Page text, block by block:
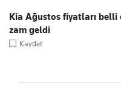
Kia Ağustos fiyatları belli
zam geldi
Kaydet